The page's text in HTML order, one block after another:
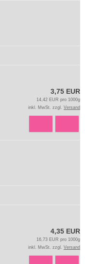
3,75 EUR
14,42 EUR pro 1000g
inkl. MwSt. zzgl. Versand
4,35 EUR
16,73 EUR pro 1000g
inkl. MwSt. zzgl. Versand